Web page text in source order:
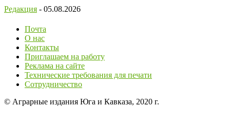
Редакция - 05.08.2026
Почта
О нас
Контакты
Приглашаем на работу
Реклама на сайте
Технические требования для печати
Сотрудничество
© Аграрные издания Юга и Кавказа, 2020 г.